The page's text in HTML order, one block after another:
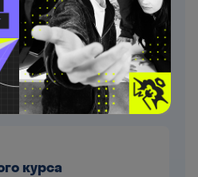
года против 4–6 лет
на 2–3 года раньше
образованием.
курса